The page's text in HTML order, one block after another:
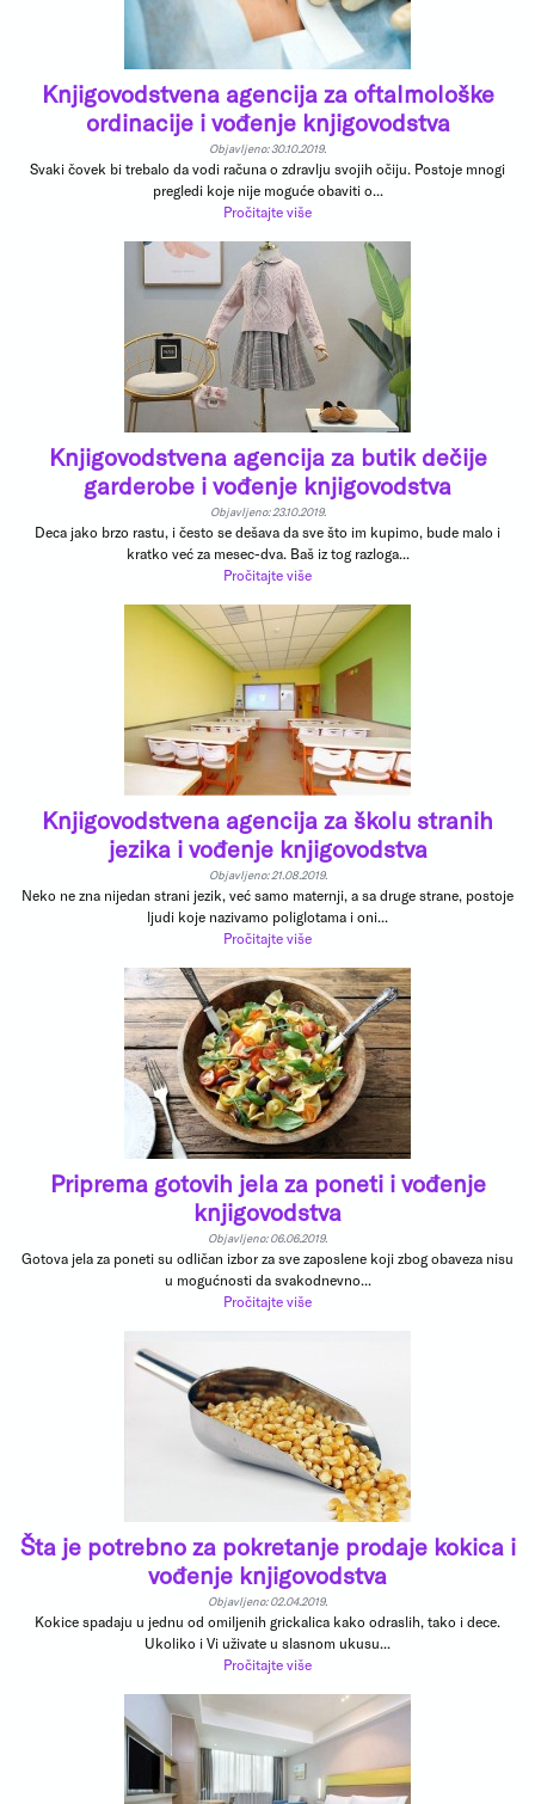
Knjigovodstvena agencija za oftalmološke
ordinacije i vođenje knjigovodstva
Objavljeno: 30.10.2019.
Svaki čovek bi trebalo da vodi računa o zdravlju svojih očiju. Postoje mnogi
pregledi koje nije moguće obaviti o...
Pročitajte više
Knjigovodstvena agencija za butik dečije
garderobe i vođenje knjigovodstva
Objavljeno: 23.10.2019.
Deca jako brzo rastu, i često se dešava da sve što im kupimo, bude malo i
kratko već za mesec-dva. Baš iz tog razloga...
Pročitajte više
Knjigovodstvena agencija za školu stranih
jezika i vođenje knjigovodstva
Objavljeno: 21.08.2019.
Neko ne zna nijedan strani jezik, već samo maternji, a sa druge strane, postoje
ljudi koje nazivamo poliglotama i oni...
Pročitajte više
Priprema gotovih jela za poneti i vođenje
knjigovodstva
Objavljeno: 06.06.2019.
Gotova jela za poneti su odličan izbor za sve zaposlene koji zbog obaveza nisu
u mogućnosti da svakodnevno...
Pročitajte više
Šta je potrebno za pokretanje prodaje kokica i
vođenje knjigovodstva
Objavljeno: 02.04.2019.
Kokice spadaju u jednu od omiljenih grickalica kako odraslih, tako i dece.
Ukoliko i Vi uživate u slasnom ukusu...
Pročitajte više